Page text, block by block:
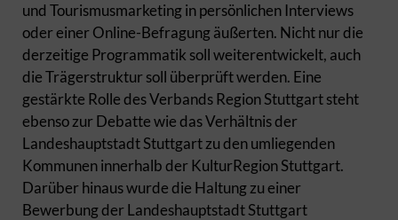
und Tourismusmarketing in persönlichen Interviews
oder einer Online-Befragung äußerten. Nicht nur die
derzeitige Programmatik soll weiterentwickelt, auch
die Trägerstruktur soll überprüft werden. Eine
gestärkte Rolle des Verbands Region Stuttgart steht
ebenso zur Debatte wie das Verhältnis der
Landeshauptstadt Stuttgart zu den umliegenden
Kommunen innerhalb der KulturRegion Stuttgart.
Darüber hinaus wurde die Haltung zu einer
Bewerbung der Landeshauptstadt Stuttgart